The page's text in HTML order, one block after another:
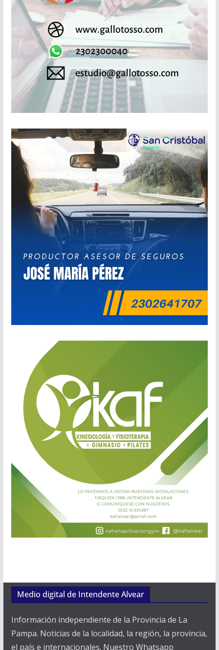
Medio digital de Intendente Alvear
Información independiente de la Provincia de La
Pampa. Noticias de la localidad, la región, la provincia,
el país e internacionales. Nuestro Whatsapp